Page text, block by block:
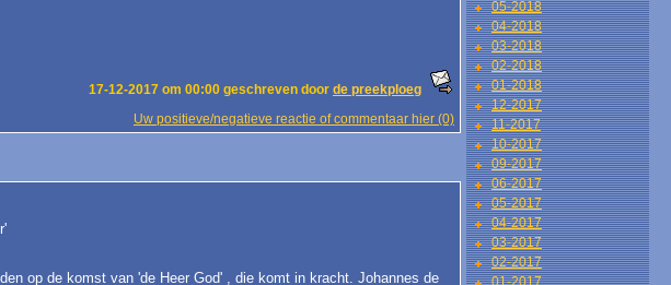
17-12-2017 om 00:00 geschreven door de preekploeg
Uw positieve/negatieve reactie of commentaar hier (0)
op de komst van 'de Heer God' , die komt in kracht. Johannes de
05-2018
04-2018
03-2018
02-2018
01-2018
12-2017
11-2017
10-2017
09-2017
06-2017
05-2017
04-2017
03-2017
02-2017
01-2017